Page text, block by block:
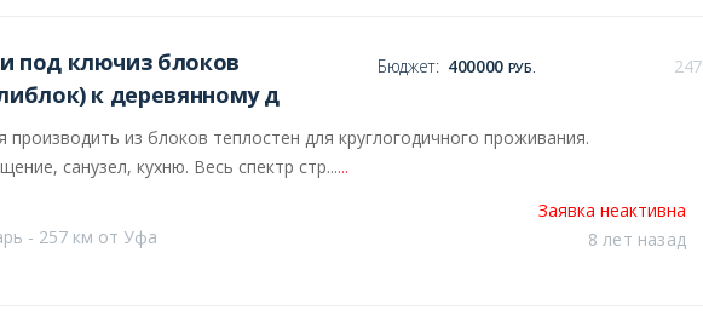
под ключиз блоков
к деревянному д
Бюджет: 400000 РУБ. 247
производить из блоков теплостен для круглогодичного проживания.
санузел, кухню. Весь спектр стр......
Заявка неактивна
8 лет назад
- 257 км от Уфа